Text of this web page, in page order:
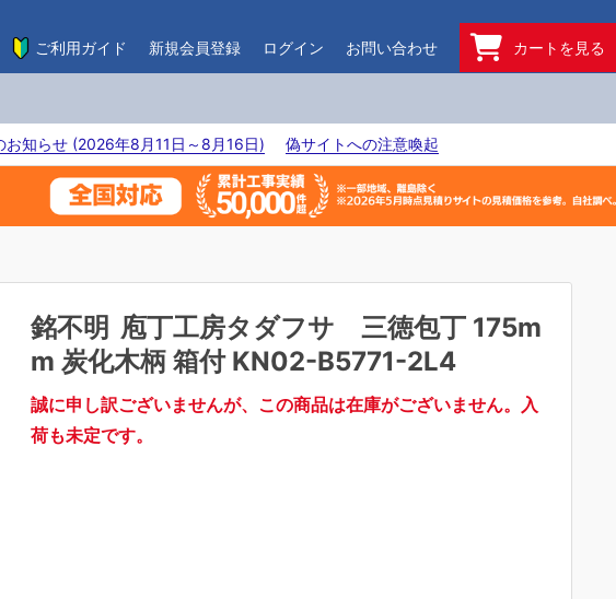
ご利用ガイド 新規会員登録 ログイン お問い合わせ カートを見る
お知らせ (2026年8月11日～8月16日) 偽サイトへの注意喚起
銘不明 庖丁工房タダフサ 三徳包丁 175m
m 炭化木柄 箱付 KN02-B5771-2L4
誠に申し訳ございませんが、この商品は在庫がございません。入
荷も未定です。